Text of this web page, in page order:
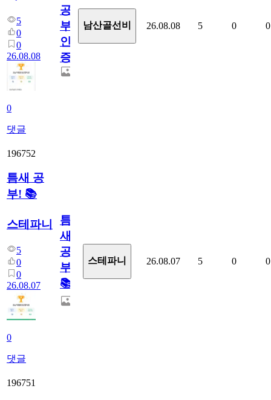
5
0
0
26.08.08
0
댓글
공
부
인
증
남산골선비 26.08.08 5 0 0
196752
틈새 공
부! 📚
스테파니
5
0
0
26.08.07
0
댓글
틈
새
공
부!
📚
스테파니 26.08.07 5 0 0
196751